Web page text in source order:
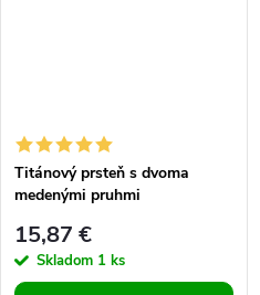
Titánový prsteň s dvoma
medenými pruhmi
15,87 €
Skladom 1 ks